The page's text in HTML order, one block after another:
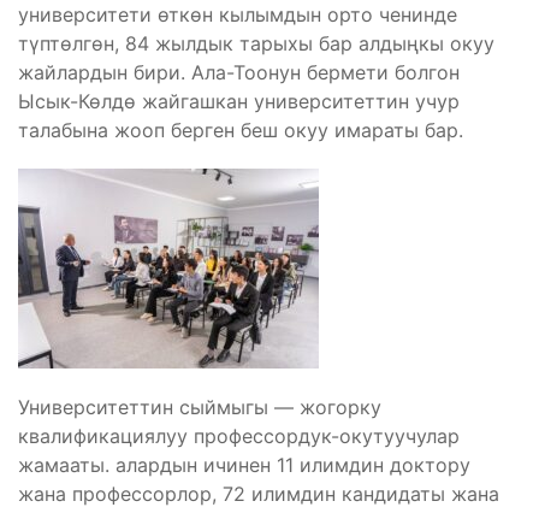
университети өткөн кылымдын орто ченинде
түптөлгөн, 84 жылдык тарыхы бар алдыңкы окуу
жайлардын бири. Ала-Тоонун бермети болгон
Ысык-Көлдө жайгашкан университеттин учур
талабына жооп берген беш окуу имараты бар.
Университеттин сыймыгы — жогорку
квалификациялуу профессордук-окутуучулар
жамааты. алардын ичинен 11 илимдин доктору
жана профессорлор, 72 илимдин кандидаты жана